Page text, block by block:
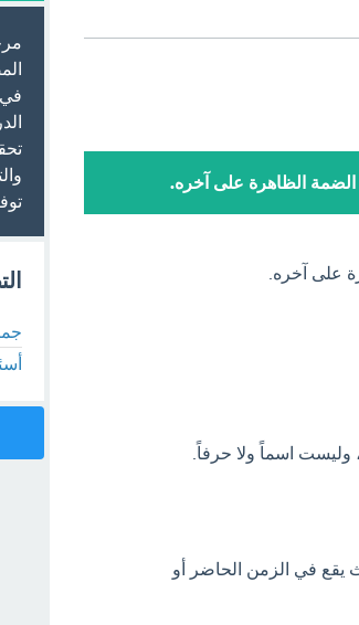
الظاهرة على آخره.
على آخره.
اسماً ولا حرفاً.
يقع في الزمن الحاضر أو
في